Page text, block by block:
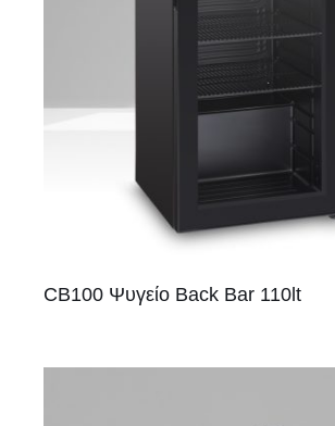
CB100 Ψυγείο Back Bar 110lt